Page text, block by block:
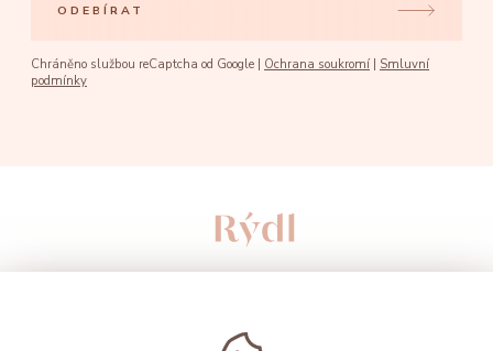
ODEBÍRAT
Chráněno službou reCaptcha od Google | Ochrana soukromí
Smluvní
podmínky